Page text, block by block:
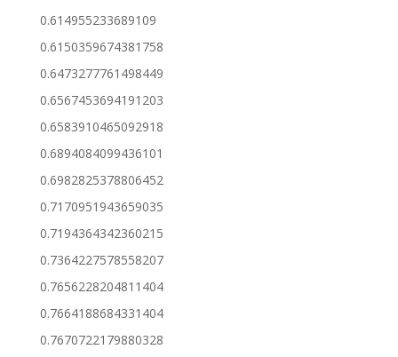
0.614955233689109
0.6150359674381758
0.6473277761498449
0.6567453694191203
0.6583910465092918
0.6894084099436101
0.6982825378806452
0.7170951943659035
0.7194364342360215
0.7364227578558207
0.7656228204811404
0.7664188684331404
0.7670722179880328